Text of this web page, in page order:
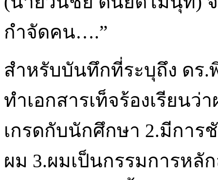
กำจัดคน….”
สำหรับบันทึกที่ระบุถึง ดร.
ทำเอกสารเท็จร้องเรียนว่
เกรดกับนักศึกษา 2.มีการ
ผม 3.ผมเป็นกรรมการหลั